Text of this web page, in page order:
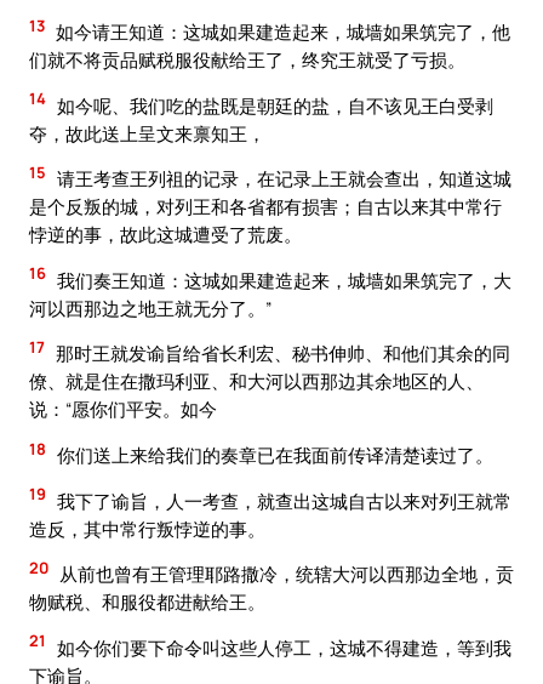
13 如今请王知道：这城如果建造起来，城墙如果筑完了，他
们就不将贡品赋税服役献给王了，终究王就受了亏损。
14 如今呢、我们吃的盐既是朝廷的盐，自不该见王白受剥
夺，故此送上呈文来禀知王，
15 请王考查王列祖的记录，在记录上王就会查出，知道这城
是个反叛的城，对列王和各省都有损害；自古以来其中常行
悖逆的事，故此这城遭受了荒废。
16 我们奏王知道：这城如果建造起来，城墙如果筑完了，大
河以西那边之地王就无分了。”
17 那时王就发谕旨给省长利宏、秘书伸帅、和他们其余的同
僚、就是住在撒玛利亚、和大河以西那边其余地区的人、
说：“愿你们平安。如今
18 你们送上来给我们的奏章已在我面前传译清楚读过了。
19 我下了谕旨，人一考查，就查出这城自古以来对列王就常
造反，其中常行叛悖逆的事。
20 从前也曾有王管理耶路撒冷，统辖大河以西那边全地，贡
物赋税、和服役都进献给王。
21
如今你们要下命令叫这些人停工，这城不得建造，等到我
下谕旨。